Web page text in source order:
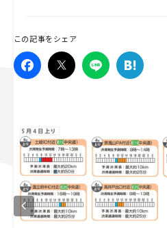
この記事をシェア
Campaign
人気のハッシュタグ
スズキ ジムニー｜Suzuki Jimny